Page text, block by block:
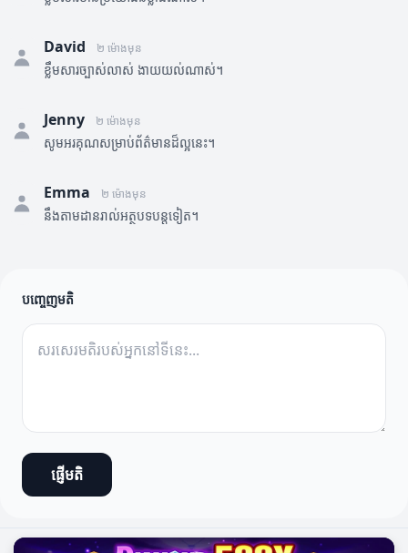
David ២ ម៉ោងមុន
ខ្លឹមសារច្បាស់លាស់ ងាយយល់ណាស់។
Jenny ២ ម៉ោងមុន
សូមអរគុណសម្រាប់ព័ត៌មានដ៏ល្អនេះ។
Emma ២ ម៉ោងមុន
នឹងតាមដានរាល់អត្ថបទបន្តទៀត។
បញ្ចេញមតិ
ផ្ញើមតិ